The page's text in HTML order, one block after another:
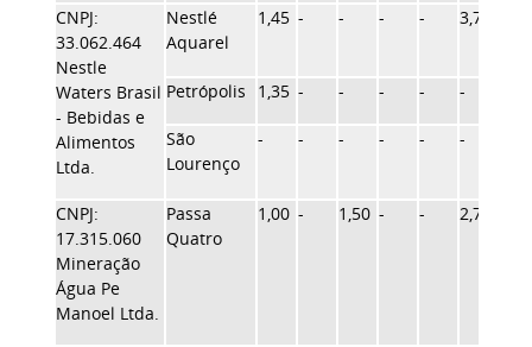
CNPJ:
33.062.464
Nestle
Waters Brasil
- Bebidas e
Alimentos
Ltda.
Nestlé
Aquarel
1,45 - - - - 3,79
Petrópolis 1,35 - - - - -
São
Lourenço
- - - - - -
CNPJ:
17.315.060
Mineração
Água Pe
Manoel Ltda.
Passa
Quatro
1,00 - 1,50 - - 2,76